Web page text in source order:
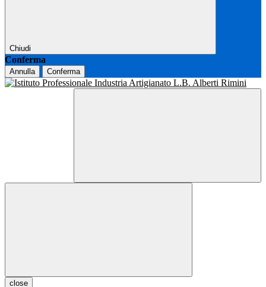
Chiudi
Conferma
Annulla Conferma
close